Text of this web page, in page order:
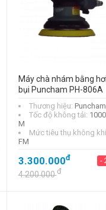
Máy chà nhám bằng
bụi Puncham PH-806A
Thương hiệu: Puncham
Tốc độ không tải:
M
Mức tiêu thụ không
FM
3.300.000đ -
4.200.000đ